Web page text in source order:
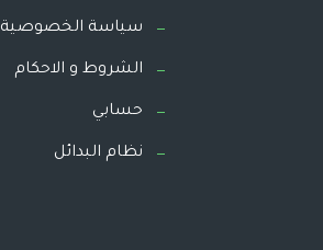
سياسة الخصوصية
الشروط و الاحكام
حسابي
نظام البدائل